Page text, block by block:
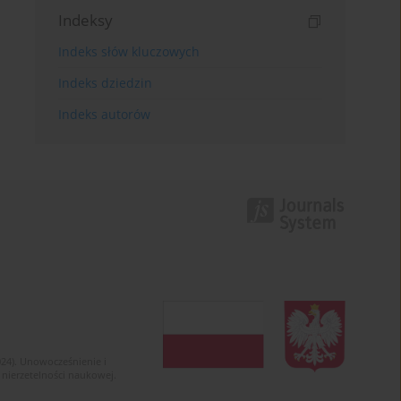
Indeksy
Indeks słów kluczowych
Indeks dziedzin
Indeks autorów